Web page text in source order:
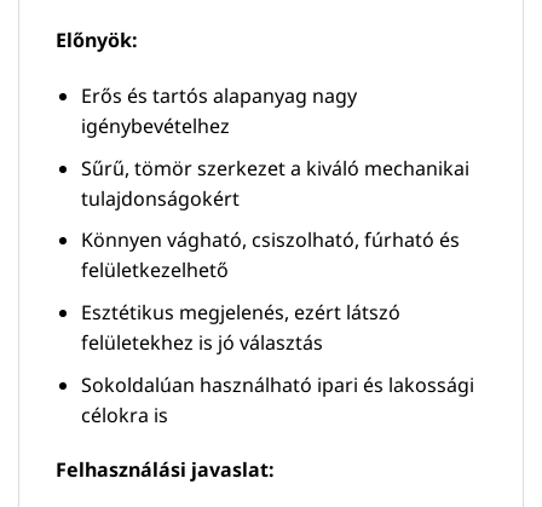
Előnyök:
Erős és tartós alapanyag nagy
igénybevételhez
Sűrű, tömör szerkezet a kiváló mechanikai
tulajdonságokért
Könnyen vágható, csiszolható, fúrható és
felületkezelhető
Esztétikus megjelenés, ezért látszó
felületekhez is jó választás
Sokoldalúan használható ipari és lakossági
célokra is
Felhasználási javaslat: